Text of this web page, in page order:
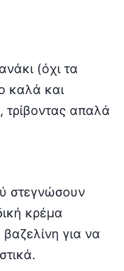
(όχι τα
καλά και
τρίβοντας απαλά
στεγνώσουν
κρέμα
για να